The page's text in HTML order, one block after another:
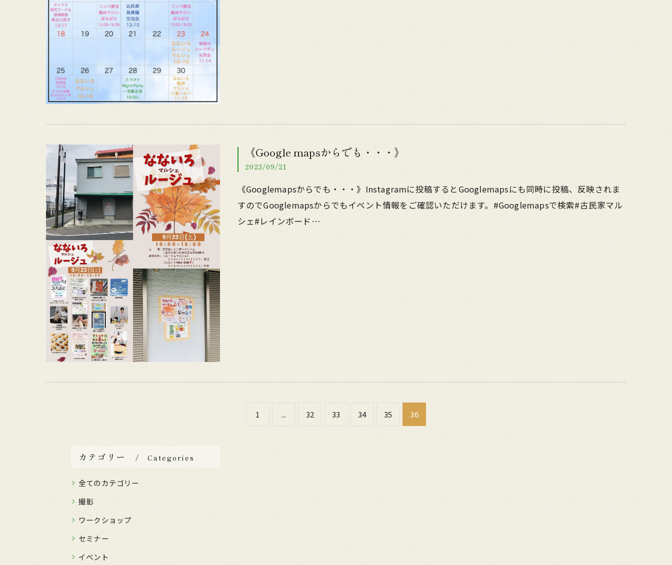
《Google mapsからでも・・・》
2023/09/21
《Googlemapsからでも・・・》Instagramに投稿するとGooglemapsにも同時に投稿、反映されま
すのでGooglemapsからでもイベント情報をご確認いただけます。#Googlemapsで検索#古民家マル
シェ#レインボード…
1 ... 32 33 34 35 36
カテゴリー Categories
全てのカテゴリー
撮影
ワークショップ
セミナー
イベント